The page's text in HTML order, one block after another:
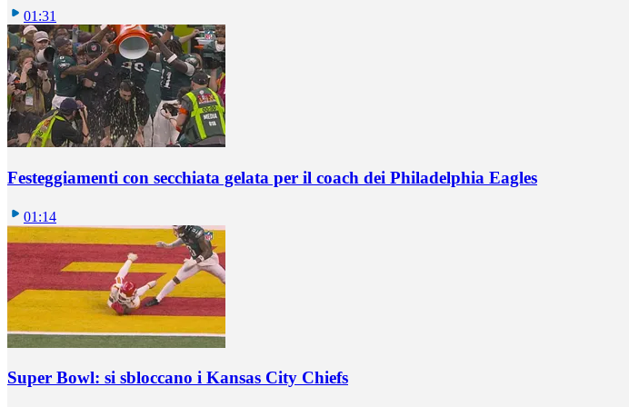
01:31
Festeggiamenti con secchiata gelata per il coach dei Philadelphia Eagles
01:14
Super Bowl: si sbloccano i Kansas City Chiefs